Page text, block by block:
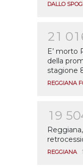
DALLO
21 01
E’ morto
della
stagione
REGGIANA
1 9 50
REGGIANA